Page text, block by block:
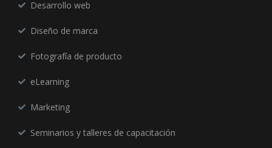
Desarrollo web
Diseño de marca
Fotografía de producto
eLearning
Marketing
Seminarios y talleres de capacitación